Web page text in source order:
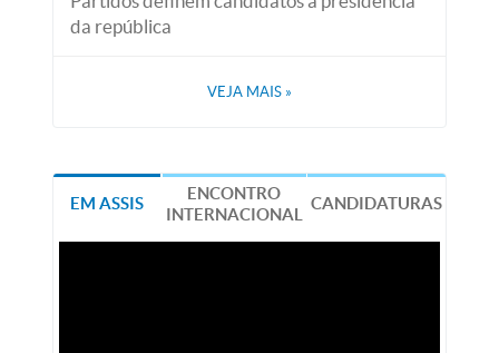
da república
VEJA MAIS »
EM ASSIS
ENCONTRO
INTERNACIONAL
CANDIDATURAS